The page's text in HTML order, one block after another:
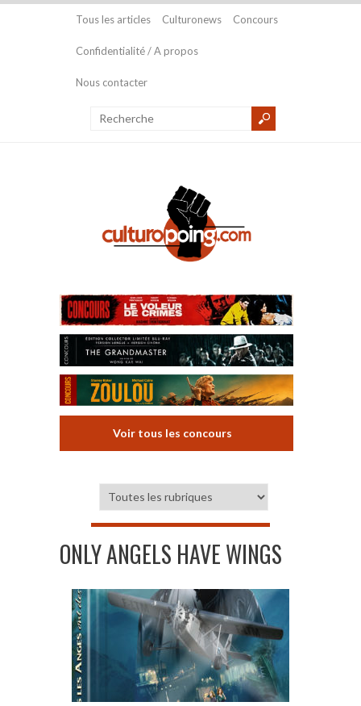
Tous les articles Culturonews Concours
Confidentialité / A propos
Nous contacter
Voir tous les concours
ONLY ANGELS HAVE WINGS